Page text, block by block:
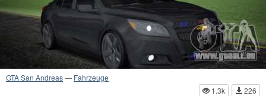
GTA San Andreas— Fahrzeuge
1.3k
226